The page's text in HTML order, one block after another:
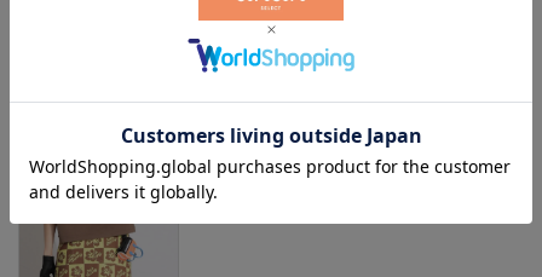
ジャックバニー
14,300 （税込）